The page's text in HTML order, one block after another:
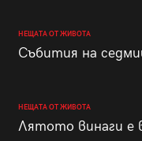
НЕЩАТА ОТ ЖИВОТА
Събития на
НЕЩАТА ОТ ЖИВОТА
Лятото винаги е